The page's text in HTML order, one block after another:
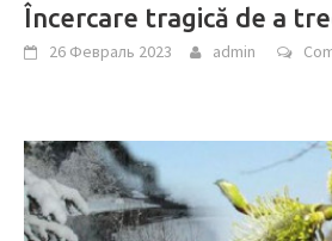
Încercare tragică de a
26 Февраль 2023 admin